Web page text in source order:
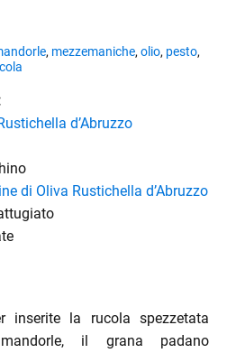
, mezzemaniche, olio, pesto,
d’Abruzzo
di Oliva Rustichella d’Abruzzo
inserite la rucola spezzetata
il grana padano